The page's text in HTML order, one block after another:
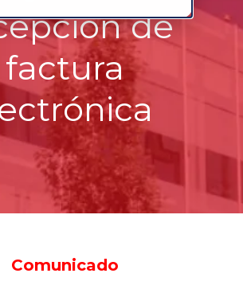
de
factura
Comunicado